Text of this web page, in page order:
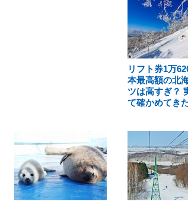
リフト券1万
本最高額の北
ツは高すぎ？
て確かめてき